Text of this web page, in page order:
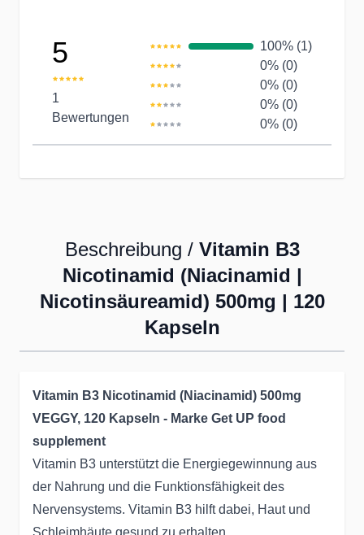
5
1
Bewertungen
100% (1)
0% (0)
0% (0)
0% (0)
0% (0)
Beschreibung / Vitamin B3
Nicotinamid (Niacinamid |
Nicotinsäureamid) 500mg | 120
Kapseln
Vitamin B3 Nicotinamid (Niacinamid) 500mg
VEGGY, 120 Kapseln - Marke Get UP food
supplement
Vitamin B3 unterstützt die Energiegewinnung aus
der Nahrung und die Funktionsfähigkeit des
Nervensystems. Vitamin B3 hilft dabei, Haut und
Schleimhäute gesund zu erhalten.